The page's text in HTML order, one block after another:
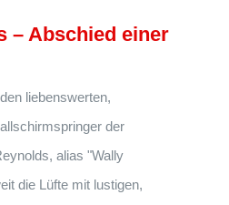
– Abschied einer
liebenswerten,
der
alias "Wally
die Lüfte mit lustigen,